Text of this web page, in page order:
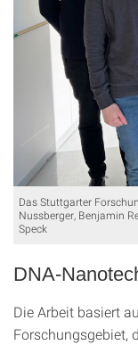
Das Stuttgarter
Nussberger, Benjamin
Speck
DNA-
Die Arbeit basiert
Forschungsgebiet,